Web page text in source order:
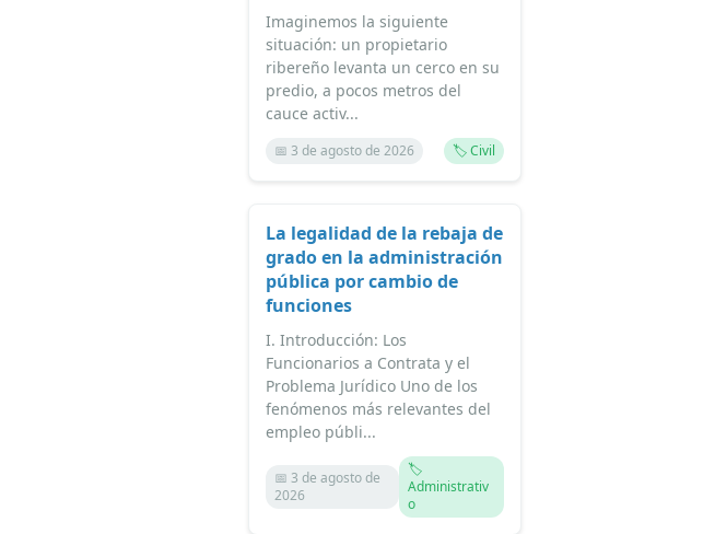
Imaginemos la siguiente
situación: un propietario
ribereño levanta un cerco en su
predio, a pocos metros del
cauce activ...
📅 3 de agosto de 2026 🏷️ Civil
La legalidad de la rebaja de
grado en la administración
pública por cambio de
funciones
I. Introducción: Los
Funcionarios a Contrata y el
Problema Jurídico Uno de los
fenómenos más relevantes del
empleo públi...
📅 3 de agosto de
2026
🏷️
Administrativ
o